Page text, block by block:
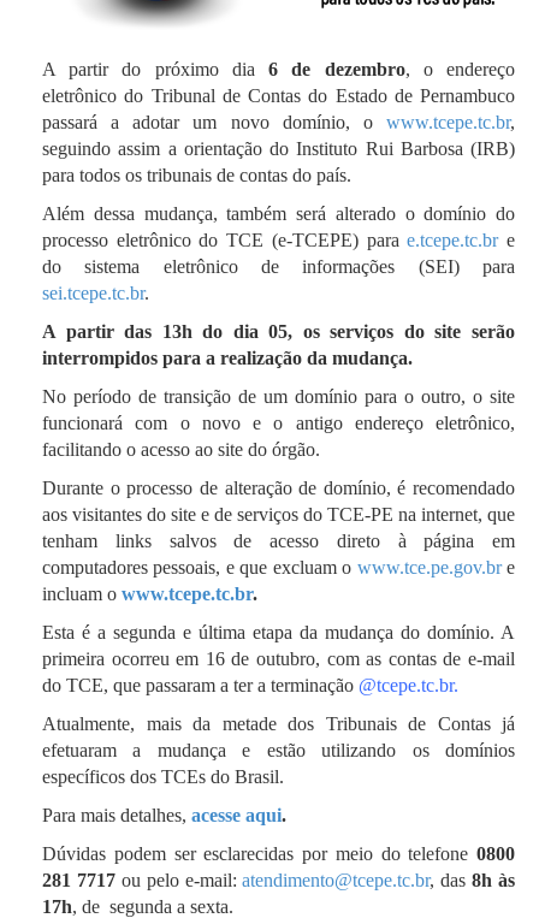
A partir do próximo dia6 de dezembro, o endereço
eletrônico do Tribunal de Contas do Estado de Pernambuco
passará a adotar um novo domínio, o www.tcepe.tc.br,
seguindo assim a orientação do Instituto Rui Barbosa (IRB)
para todos os tribunais de contas do país.
Além dessa mudança, também será alterado o domínio do
processo eletrônico do TCE (e-TCEPE) parae.tcepe.tc.bre
do sistema eletrônico de informações (SEI) para
sei.tcepe.tc.br.
A partir das 13h do dia 05, os serviços do site serão
interrompidos para a realização da mudança.
No período de transição de um domínio para o outro, o site
funcionará com o novo e o antigo endereço eletrônico,
facilitando o acesso ao site do órgão.
Durante o processo de alteração de domínio, é recomendado
aos visitantes do site e de serviços do TCE-PE na internet, que
tenham links salvos de acesso direto à página em
computadores pessoais, e que excluam o www.tce.pe.gov.bre
incluam o www.tcepe.tc.br.
Esta é a segunda e última etapa da mudança do domínio. A
primeira ocorreu em 16 de outubro, com as contas de e-mail
do TCE, que passaram a ter a terminação @tcepe.tc.br.
Atualmente, mais da metade dos Tribunais de Contas já
efetuaram a mudança e estão utilizando os domínios
específicos dos TCEs do Brasil.
Para mais detalhes, acesse aqui.
Dúvidas podem ser esclarecidas por meio do telefone 0800
281 7717ou pelo e-mail:atendimento@tcepe.tc.br, das8h às
17h, de segunda a sexta.